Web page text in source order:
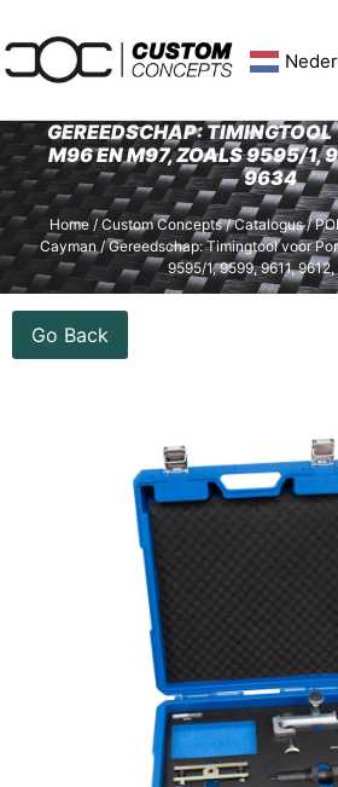
GEREEDSCHAP: TIMINGTOOL
M96 EN M97, ZOALS 9595/1,
9634
Home/ Custom Concepts/Catalogus/
Cayman / Gereedschap: Timingtool voor
9595/1, 9599, 9611,
Go Back